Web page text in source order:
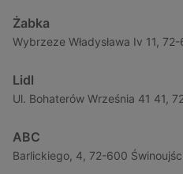
Żabka
Wybrzeze Władysława Iv 11,
Lidl
Ul. Bohaterów Września 41 41,
ABC
Barlickiego, 4, 72-600